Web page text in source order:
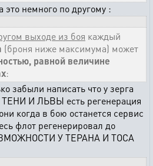
это немного по другому :
выходе из боя каждый
(броня ниже максимума) может
равной величине
:
забыли написать что у зерга
И ЛЬВЫ есть регенерация
когда в бою останется сервис
флот регенерировал до
У ТЕРАНА И ТОСА